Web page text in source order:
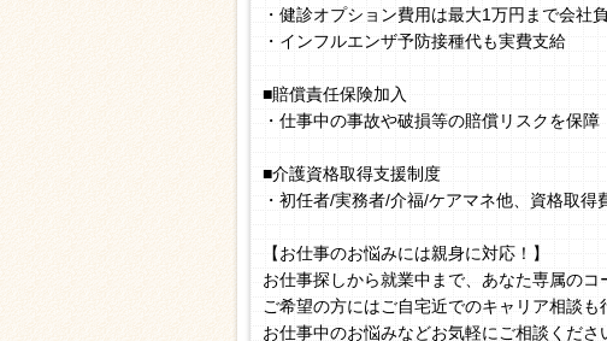
・健診オプション費用は最大1万円まで会社
・インフルエンザ予防接種代も実費支給
■賠償責任保険加入
・仕事中の事故や破損等の賠償リスクを保障
■介護資格取得支援制度
・初任者/実務者/介福/ケアマネ他、資格取得
【お仕事のお悩みには親身に対応！】
お仕事探しから就業中まで、あなた専属のコ
ご希望の方にはご自宅近でのキャリア相談も
お仕事中のお悩みなどお気軽にご相談くださ